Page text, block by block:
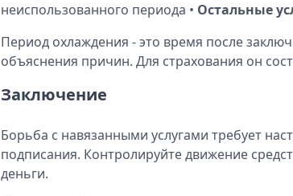
неиспользованного периода • Остальные
Период охлаждения - это время после
объяснения причин. Для страхования он
Заключение
Борьба с навязанными услугами требует
подписания. Контролируйте движение
деньги.